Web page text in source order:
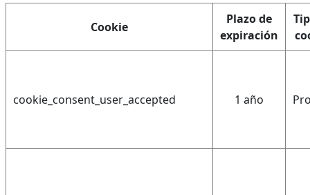
Cookie
Plazo de
expiración
cookie_consent_user_accepted 1 año